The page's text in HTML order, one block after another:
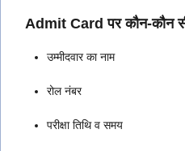
Admit Card पर कौन-कौन
उम्मीदवार का नाम
रोल नंबर
परीक्षा तिथि व समय